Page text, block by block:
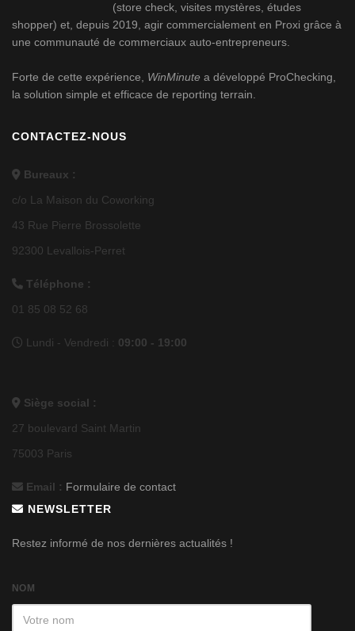
(store check, visites mystères, études
shopper) et, depuis 2019, agir commercialement en Proxi grâce à
une communauté de commerciaux auto-entrepreneurs.
Forte de cette expérience, WinMinute a développé ProChecking
la solution simple et efficace de reporting terrain.
CONTACTEZ-NOUS
Bureaux :
c/o La Maison du Coworking
43 Rue Pierre Brossolette
92300 Levallois-Perret
Téléphone :
01 85 08 52 68
Lundi - Vendredi : 09:00 - 19:00
Siège social :
27 boulevard Saint Martin
75003 Paris
Email : Formulaire de contact
NEWSLETTER
Restez informé de nos dernières actualités !
NOM